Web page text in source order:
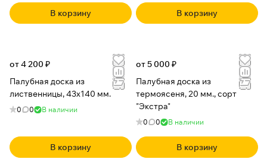
т
е
о
с
н
В корзину В корзину
от 4 200 ₽
Палубная доска из
лиственницы, 43x140 мм.
0 0 В наличии
В корзину
от 5 000 ₽
Палубная доска из
термоясеня, 20 мм., сорт
"Экстра"
0 0 В наличии
В корзину